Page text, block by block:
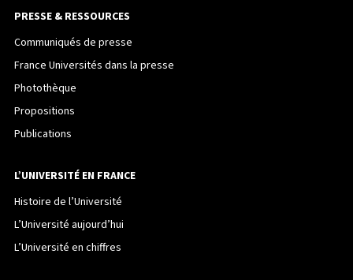
PRESSE & RESSOURCES
Communiqués de presse
France Universités dans la presse
Photothèque
Propositions
Publications
L’UNIVERSITÉ EN FRANCE
Histoire de l’Université
L’Université aujourd’hui
L’Université en chiffres